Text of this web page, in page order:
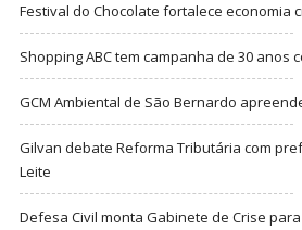
Festival do Chocolate fortalece economia
Shopping ABC tem campanha de 30 anos
GCM Ambiental de São Bernardo
Gilvan debate Reforma Tributária com
Leite
Defesa Civil monta Gabinete de Crise